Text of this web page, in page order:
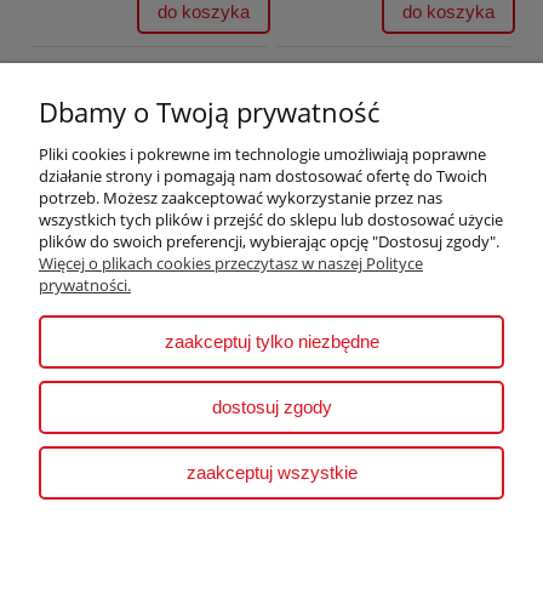
do koszyka do koszyka
SOPEL złoty mat 1 szt
Dostępność:na
wyczerpaniu
Wysyłka w:3 dni
robocze
12,00 zł
do koszyka
SOPEL rózowy opal 1
szt
Dostępność:
średnia ilość
Wysyłka w: 3 dni
robocze
do koszyka
Bombka szklana
SOPEL biały opal 1 szt
Bombka szklana
SOPEL biały mat 1 szt
Dbamy o Twoją prywatność
Pliki cookies i pokrewne im technologie umożliwiają poprawne
działanie strony i pomagają nam dostosować ofertę do Twoich
potrzeb. Możesz zaakceptować wykorzystanie przez nas
wszystkich tych plików i przejść do sklepu lub dostosować użycie
plików do swoich preferencji, wybierając opcję "Dostosuj zgody".
Więcej o plikach cookies przeczytasz w naszej Polityce
prywatności.
zaakceptuj tylko niezbędne
dostosuj zgody
zaakceptuj wszystkie